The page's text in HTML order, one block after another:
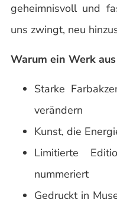
geheimnisvoll und
uns zwingt, neu
Warum ein Werk
Starke
verändern
Kunst, die
Limitierte
nummeriert
Gedruckt in